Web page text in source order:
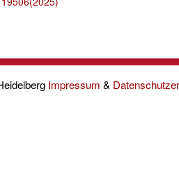
Impressum &